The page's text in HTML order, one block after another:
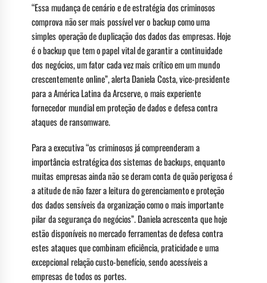
“Essa mudança de cenário e de estratégia dos criminosos
comprova não ser mais possível ver o backup como uma
simples operação de duplicação dos dados das empresas. Hoje
é o backup que tem o papel vital de garantir a continuidade
dos negócios, um fator cada vez mais crítico em um mundo
crescentemente online”, alerta Daniela Costa, vice-presidente
para a América Latina da Arcserve, o mais experiente
fornecedor mundial em proteção de dados e defesa contra
ataques de ransomware.
Para a executiva “os criminosos já compreenderam a
importância estratégica dos sistemas de backups, enquanto
muitas empresas ainda não se deram conta de quão perigosa é
a atitude de não fazer a leitura do gerenciamento e proteção
dos dados sensíveis da organização como o mais importante
pilar da segurança do negócios”. Daniela acrescenta que hoje
estão disponíveis no mercado ferramentas de defesa contra
estes ataques que combinam eficiência, praticidade e uma
excepcional relação custo-benefício, sendo acessíveis a
empresas de todos os portes.